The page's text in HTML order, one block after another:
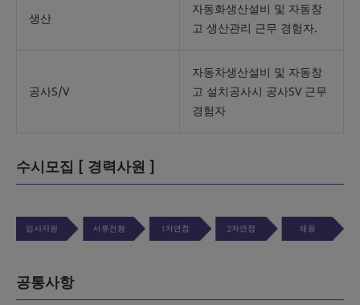
생산
자동화생산설비 및 자동창
고 생산관리 근무 경험자.
공사S/V
자동차생산설비 및 자동창
고 설치공사시 공사SV 근무
경험자
수시모집 [ 경력사원 ]
공통사항